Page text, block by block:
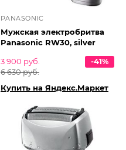
PANASONIC
Мужская электробритва
Panasonic RW30, silver
3 900 руб.
6 630 руб.
-41%
Купить на Яндекс.Маркет